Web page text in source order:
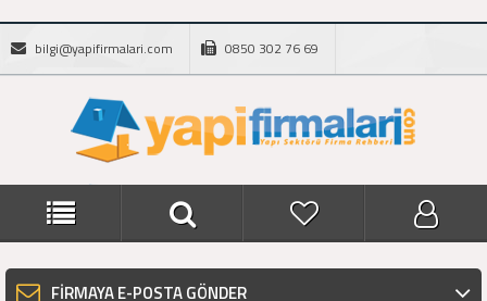
bilgi@yapifirmalari.com 0850 302 76 69
FİRMAYA E-POSTA GÖNDER